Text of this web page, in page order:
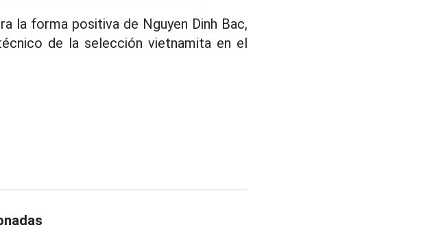
la forma positiva de Nguyen Dinh Bac,
de la selección vietnamita en el